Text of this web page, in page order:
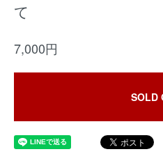
て
7,000円
SOLD